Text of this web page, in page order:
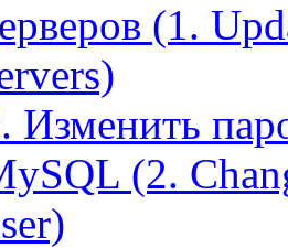
(1.
Изменить
(2.